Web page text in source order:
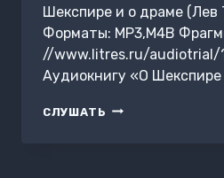
Шекспире и о драме (Лев
Форматы: MP3,M4B
//www.litres.ru/audiotrial/
Аудиокнигу «О
СЛУШАТЬ О